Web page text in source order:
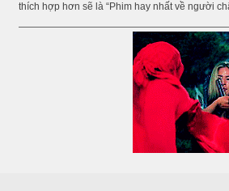
thích hợp hơn sẽ là “Phim hay nhất về người